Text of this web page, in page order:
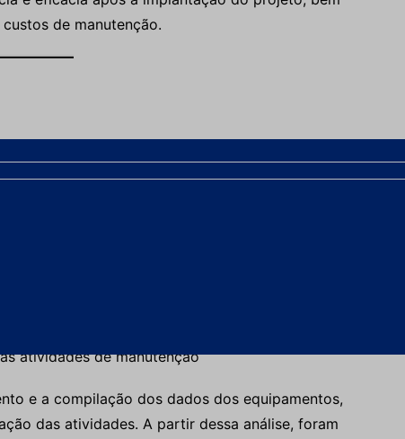
de manutenção.
utilizadastécnicas da engenharia de
das atividades consideradas gargalos do
Vale e tratados por meio de:
atividades de manutenção
e a compilação dos dados dos equipamentos,
das atividades. A partir dessa análise, foram